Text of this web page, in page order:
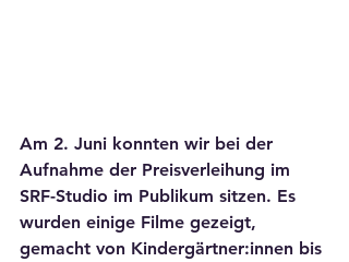
Am 2. Juni konnten wir bei der
Aufnahme der Preisverleihung im
SRF-Studio im Publikum sitzen. Es
wurden einige Filme gezeigt,
gemacht von Kindergärtner:innen bis